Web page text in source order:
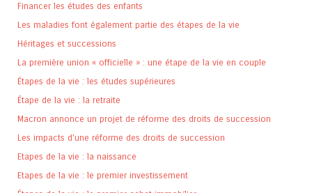
Financer les études des enfants
Les maladies font également partie des étapes de la vie
Héritages et successions
La première union « officielle » : une étape de la vie en couple
Étapes de la vie : les études supérieures
Étape de la vie : la retraite
Macron annonce un projet de réforme des droits de succession
Les impacts d’une réforme des droits de succession
Etapes de la vie : la naissance
Etapes de la vie : le premier investissement